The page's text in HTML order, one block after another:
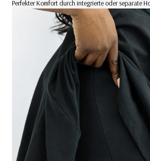
Perfekter Komfort durch integrierte oder separate